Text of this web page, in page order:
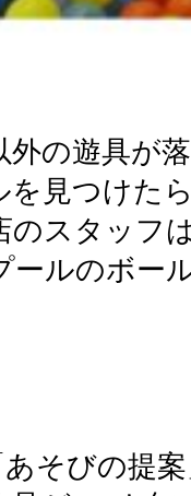
外の遊具が
見つけた
のスタッフ
ールのボー
そびの提